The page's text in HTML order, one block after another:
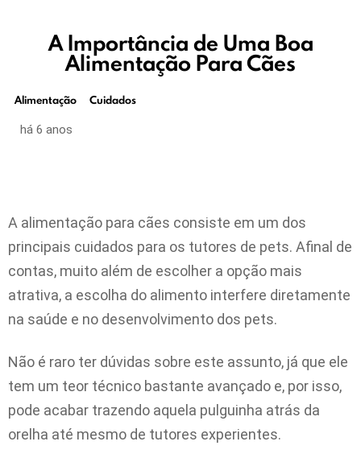
A Importância de Uma Boa
Alimentação Para Cães
Alimentação Cuidados
há 6 anos
A alimentação para cães consiste em um dos
principais cuidados para os tutores de pets. Afinal de
contas, muito além de escolher a opção mais
atrativa, a escolha do alimento interfere diretamente
na saúde e no desenvolvimento dos pets.
Não é raro ter dúvidas sobre este assunto, já que ele
tem um teor técnico bastante avançado e, por isso,
pode acabar trazendo aquela pulguinha atrás da
orelha até mesmo de tutores experientes.